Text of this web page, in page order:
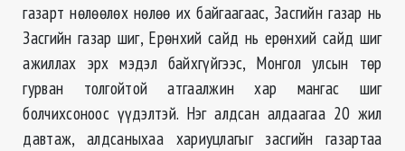
газарт нөлөөлөх нөлөө их байгаагаас, Засгийн газар нь
Засгийн газар шиг, Ерөнхий сайд нь ерөнхий сайд шиг
ажиллах эрх мэдэл байхгүйгээс, Монгол улсын төр
гурван толгойтой атгаалжин хар мангас шиг
болчихсоноос үүдэлтэй. Нэг алдсан алдаагаа 20 жил
давтаж, алдсаныхаа хариуцлагыг засгийн газартаа